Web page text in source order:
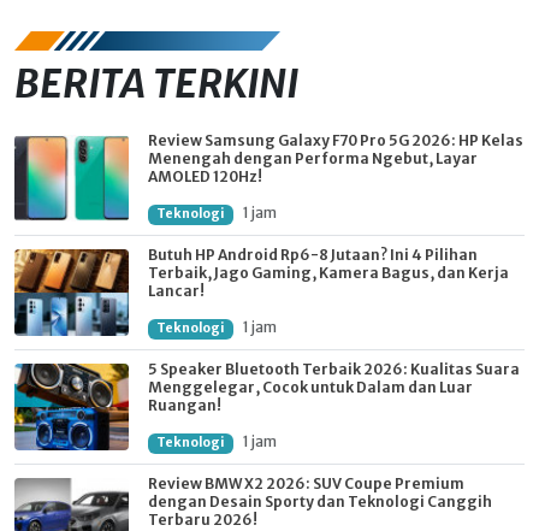
BERITA TERKINI
Review Samsung Galaxy F70 Pro 5G 2026: HP Kelas
Menengah dengan Performa Ngebut, Layar
AMOLED 120Hz!
Teknologi 1 jam
Butuh HP Android Rp6-8 Jutaan? Ini 4 Pilihan
Terbaik, Jago Gaming, Kamera Bagus, dan Kerja
Lancar!
Teknologi 1 jam
5 Speaker Bluetooth Terbaik 2026: Kualitas Suara
Menggelegar, Cocok untuk Dalam dan Luar
Ruangan!
Teknologi 1 jam
Review BMW X2 2026: SUV Coupe Premium
dengan Desain Sporty dan Teknologi Canggih
Terbaru 2026!